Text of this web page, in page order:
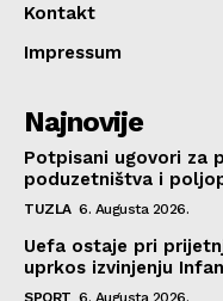
Kontakt
Impressum
Najnovije
Potpisani ugovori za
poduzetništva i
TUZLA 6. Augusta 2026.
Uefa ostaje pri
uprkos izvinjenju
SPORT 6. Augusta 2026.